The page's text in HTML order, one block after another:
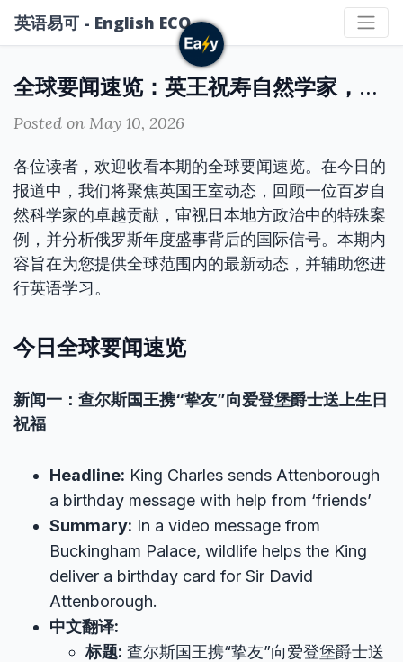
英语易可 - English ECO
全球要闻速览：英王祝寿自然学家，日本议会罢免失能市长，俄红场阅兵异象
Posted on May 10, 2026
各位读者，欢迎收看本期的全球要闻速览。在今日的
报道中，我们将聚焦英国王室动态，回顾一位百岁自
然科学家的卓越贡献，审视日本地方政治中的特殊案
例，并分析俄罗斯年度盛事背后的国际信号。本期内
容旨在为您提供全球范围内的最新动态，并辅助您进
行英语学习。
今日全球要闻速览
新闻一：查尔斯国王携“挚友”向爱登堡爵士送上生日
祝福
Headline: King Charles sends Attenborough
a birthday message with help from ‘friends’
Summary: In a video message from
Buckingham Palace, wildlife helps the King
deliver a birthday card for Sir David
Attenborough.
中文翻译:
标题: 查尔斯国王携“挚友”向爱登堡爵士送